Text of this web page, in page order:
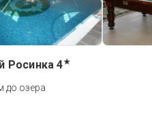
Росинка 4★
до озера